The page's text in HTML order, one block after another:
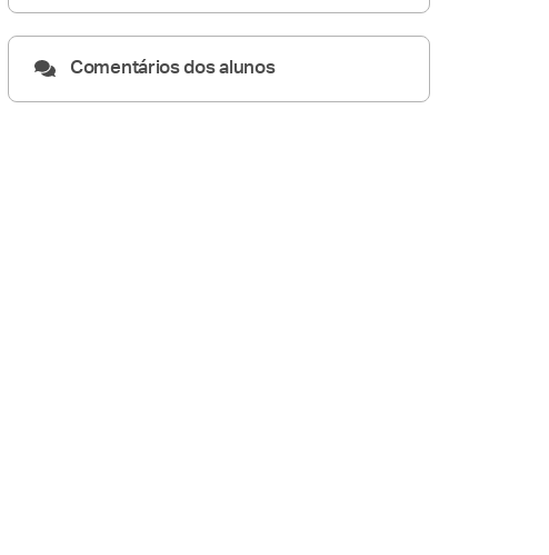
Comentários dos alunos